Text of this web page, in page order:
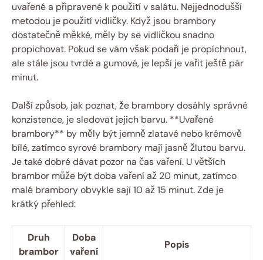
uvařené a připravené k použití v salátu. Nejjednodušší
metodou je použití vidličky. Když jsou brambory
dostatečně měkké, měly by se vidličkou snadno
propichovat. Pokud se vám však podaří je propíchnout,
ale stále jsou tvrdé a gumové, je lepší je vařit ještě pár
minut.
Další způsob, jak poznat, že brambory dosáhly správné
konzistence, je sledovat jejich barvu. **Uvařené
brambory** by měly být jemně zlatavé nebo krémově
bílé, zatímco syrové brambory mají jasně žlutou barvu.
Je také dobré dávat pozor na čas vaření. U větších
brambor může být doba vaření až 20 minut, zatímco
malé brambory obvykle sají 10 až 15 minut. Zde je
krátký přehled:
Druh
brambor
Doba
vaření
Popis